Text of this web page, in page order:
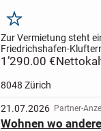
Merken
Zur Vermietung steht
Friedrichshafen-
offenen Wohn- und
1’290.00 €
8048 Zürich
21.07.2026 Partner-
Wohnen wo